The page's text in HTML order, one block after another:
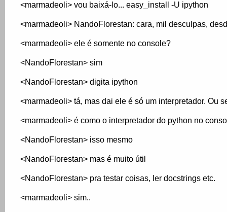
<marmadeoli> vou baixá-lo... easy_install -U ipython
<marmadeoli> NandoFlorestan: cara, mil desculpas,
<marmadeoli> ele é somente no console?
<NandoFlorestan> sim
<NandoFlorestan> digita ipython
<marmadeoli> tá, mas dai ele é só um interpretador. Ou
<marmadeoli> é como o interpretador do python no
<NandoFlorestan> isso mesmo
<NandoFlorestan> mas é muito útil
<NandoFlorestan> pra testar coisas, ler docstrings etc.
<marmadeoli> sim..